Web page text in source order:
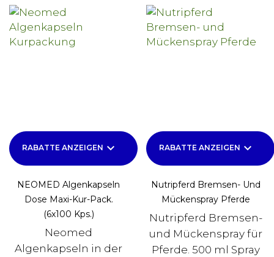
RABATTE ANZEIGEN keyboard_arrow_down
NEOMED Algenkapseln
Dose Maxi-Kur-Pack.
(6x100 Kps.)
Neomed
Algenkapseln in der
RABATTE ANZEIGEN keyboard_arrow_down
Nutripferd Bremsen- Und
Mückenspray Pferde
Nutripferd Bremsen-
und Mückenspray für
Pferde. 500 ml Spray